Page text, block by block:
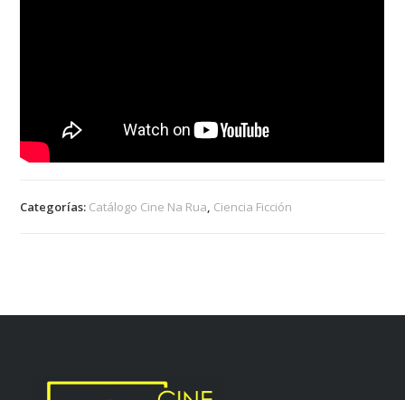
Categorías: Catálogo Cine Na Rua, Ciencia Ficción